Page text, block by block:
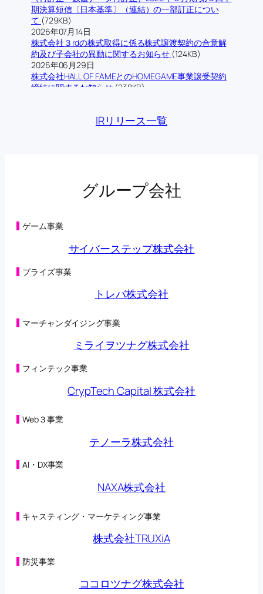
期決算短信〔日本基準〕（連結）の一部訂正につい
て (729KB)
2026年07月14日
株式会社３rdの株式取得に係る株式譲渡契約の合意解
約及び子会社の異動に関するお知らせ (124KB)
2026年06月29日
株式会社HALL OF FAMEとのHOMEGAME事業譲受契約
締結に関するお知らせ (238KB)
(193KB)
主要株主の異動に関するお知らせ(134KB)
2026年05月29日
滅並びに特別利益の計上に関するお知らせ
2026年05月29日
第三者割当により調達した資金の支出予定時期の変更
に関するお知らせ(198KB)
2026年05月28日
主要株主の異動に関するお知らせ
第三者割当による第42回新株予約権の行使状況に関す
2026年05月15日
(125KB)
第三者割当による第42回新株予約権の行使状況に関す
2026年05月01日
第三者割当による第42回新株予約権の行使状況に関す
2026年04月27日
「CHARGESPOT」による相互送客キャンペーン実施に
2026年04月24日
(98KB)
子会社の異動を伴う株式の取得に関する株式譲渡契約
締結のお知らせ
(230KB)
2026年04月22日
合弁会社（連結子会社）設立及び子会社における新た
な事業の開始に関するお知らせ
2026年04月20日
（訂正・数値データ訂正）2026年５月期 第３四半期決
算短信〔日本基準〕（連結）の一部訂正につい
IRリリース一覧
グループ会社
ゲーム事業
サイバーステップ株式会社
プライズ事業
トレバ株式会社
マーチャンダイジング事業
ミライヲツナグ株式会社
フィンテック事業
CrypTech Capital 株式会社
Web３事業
テノーラ株式会社
AI・DX事業
NAXA株式会社
キャスティング・マーケティング事業
株式会社TRUXiA
防災事業
ココロツナグ株式会社